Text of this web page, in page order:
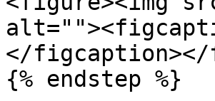
</
{% endstep %}